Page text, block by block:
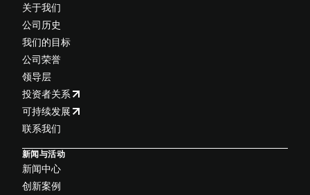
关于我们
公司历史
我们的目标
公司荣誉
领导层
投资者关系
可持续发展
联系我们
新闻与活动
新闻中心
创新案例